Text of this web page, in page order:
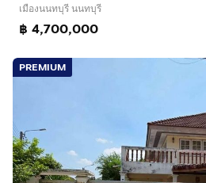
เมืองนนทบุรี นนทบุรี
฿ 4,700,000
PREMIUM